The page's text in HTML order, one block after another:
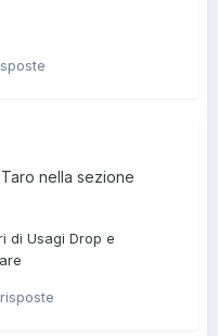
Taro nella sezione
di Usagi Drop e